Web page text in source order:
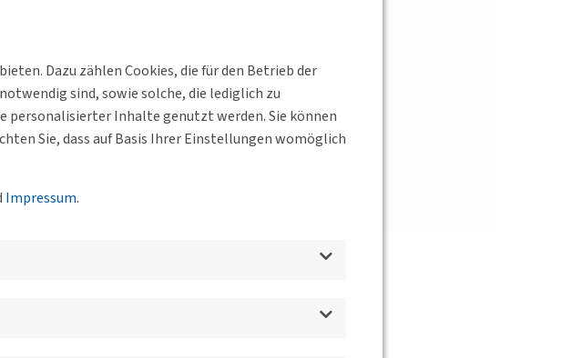
Dazu zählen Cookies, die für den Betrieb der
sind, sowie solche, die lediglich zu
Inhalte genutzt werden. Sie können
Sie, dass auf Basis Ihrer Einstellungen womöglich
Impressum.
und
Power Room,
BVs und
Mobilitätsverhalten
Verkehrsplanung
Verkehrsökologie
Verkehrssicherheit